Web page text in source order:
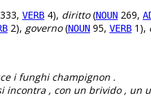
333, VERB 4), diritto(NOUN 269,
2), governo(NOUN 95, VERB 1),
i funghi champignon .
incontra , con un brivido , un